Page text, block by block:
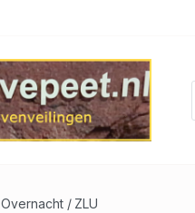
Overnacht / ZLU